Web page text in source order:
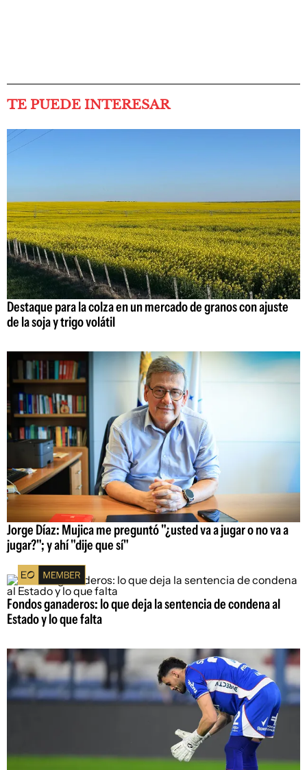
TE PUEDE INTERESAR
Destaque para la colza en un mercado de granos con ajuste
de la soja y trigo volátil
Jorge Díaz: Mujica me preguntó "¿usted va a jugar o no va a
jugar?"; y ahí "dije que sí"
Fondos ganaderos: lo que deja la sentencia de condena al
Estado y lo que falta